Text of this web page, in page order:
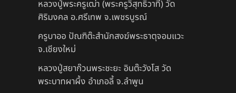
หลวงปู่พระครูเฒ่า (พระครูวิสุทธิวาที) วัด
ศิริมงคล อ.ศรีเทพ จ.เพชรบูรณ์
ครูบาออ ปัณฑิต๊ะสำนักสงฆ์พระธาตุจอมแวะ
จ.เชียงใหม่
หลวงปู่สยาก๊วนพระชะยะ อินต๊ะวังโส วัด
พระบาทผาผึ้ง อำเภอลี้ จ.ลำพูน